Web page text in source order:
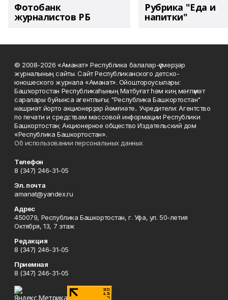
Фотобанк
журналистов РБ
Рубрика "Еда и
напитки"
© 2008-2026 «Аманат» Республика балалар-үҫмерҙәр
журналының сайты. Сайт Республиканского детско-
юношеского журнала «Аманат». Ойоштороусылары:
Башҡортостан Республикаһының Матбуғат һәм киң мәғлүмәт
саралары буйынса агентлығы; "Республика Башкортостан"
нәшриәт йорто акционерҙар йәмғиәте.. Учредители: Агентство
по печати и средствам массовой информации Республики
Башкортостан; Акционерное общество Издательский дом
«Республика Башкортостан».
Об использовании персональных данных
Телефон
8 (347) 246-31-05
Эл. почта
amanat@yandex.ru
Адрес
450079, Республика Башкортостан, г. Уфа, ул. 50-летия
Октября, 13, 7 этаж
Редакция
8 (347) 246-31-05
Приемная
8 (347) 246-31-05